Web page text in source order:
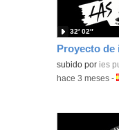
Contenido
subido pories
32′ 02″
-hace 3 meses -